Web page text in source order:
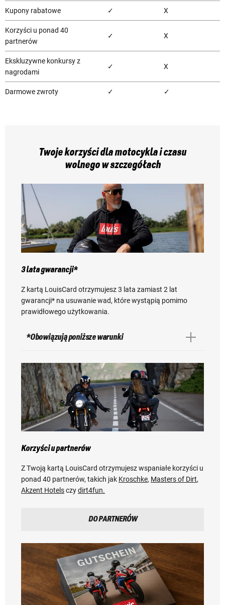
Kupony rabatowe ✓ X
Korzyści u ponad 40
partnerów
✓ X
Ekskluzywne konkursy z
nagrodami
✓ X
Darmowe zwroty ✓ ✓
Twoje korzyści dla motocykla i czasu
wolnego w szczegółach
3 lata gwarancji*
Z kartą LouisCard otrzymujesz 3 lata zamiast 2 lat
gwarancji* na usuwanie wad, które wystąpią pomimo
prawidłowego użytkowania.
*Obowiązują poniższe warunki
Korzyści u partnerów
Z Twoją kartą LouisCard otrzymujesz wspaniałe korzyści u
ponad 40 partnerów, takich jak Kroschke, Masters of Dirt,
Akzent Hotelsczydirt4fun.
DO PARTNERÓW